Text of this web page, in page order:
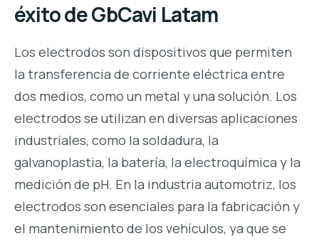
éxito de GbCavi Latam
Los electrodos son dispositivos que permiten
la transferencia de corriente eléctrica entre
dos medios, como un metal y una solución. Los
electrodos se utilizan en diversas aplicaciones
industriales, como la soldadura, la
galvanoplastia, la batería, la electroquímica y la
medición de pH. En la industria automotriz, los
electrodos son esenciales para la fabricación y
el mantenimiento de los vehículos, ya que se